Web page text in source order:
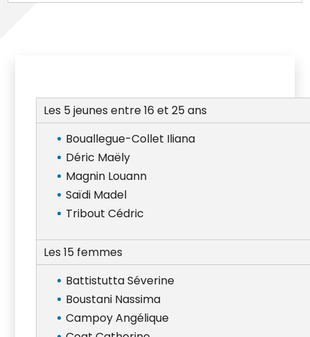
Les 5 jeunes entre 16 et 25 ans
Bouallegue-Collet Iliana
Déric Maëly
Magnin Louann
Saïdi Madel
Tribout Cédric
Les 15 femmes
Battistutta Séverine
Boustani Nassima
Campoy Angélique